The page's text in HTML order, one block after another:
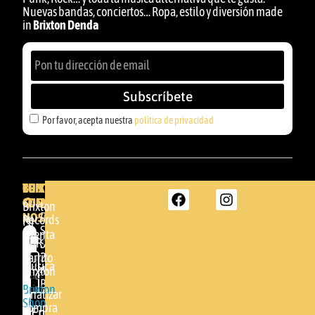
Nuevas bandas, conciertos… Ropa, estilo y diversión made
inBrixton Denda
Por favor, acepta nuestra política de privacidad
Subscríbete
BRIXTON
DENDA -
SHOP
Somera
24
48005 -
BILBAO
(+34)
BRIXTON
Brixton
Records
GBR
Música
Brixton
Shop
TU
CUENTA
Mi
cuenta
Carrito
Brixton
Finalizar
compra
CONTACTA
CON
NOSOTROS
Por
favor,
acepta
nuestra
política de